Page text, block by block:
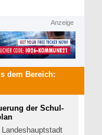
Anzeige
dem Bereich:
der Schul-